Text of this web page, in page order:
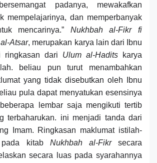
padanya, mewakafkan
mempelajarinya, dan memperbanyak
mencarinya.” Nukhbah al-Fikr fi
Atsar, merupakan karya lain dari Ibnu
ringkasan dari Ulum al-Hadits karya
beliau pun turut menambahkan
yang tidak disebutkan oleh Ibnu
pula dapat menyatukan esensinya
lembar saja mengikuti tertib
terbaharukan. ini menjadi tanda dari
Imam. Ringkasan maklumat istilah-
kitab Nukhbah al-Fikrsecara
secara luas pada syarahannya